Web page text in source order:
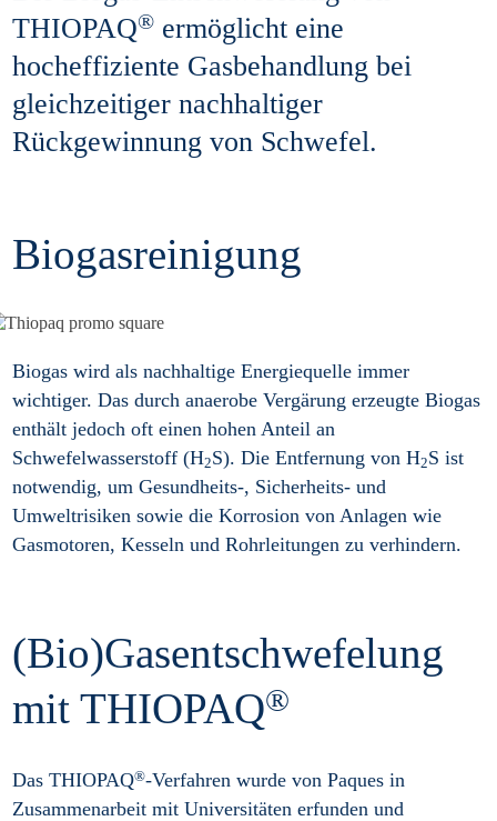
THIOPAQ® ermöglicht eine
hocheffiziente Gasbehandlung bei
gleichzeitiger nachhaltiger
Rückgewinnung von Schwefel.
Biogasreinigung
Biogas wird als nachhaltige Energiequelle immer
wichtiger. Das durch anaerobe Vergärung erzeugte Biogas
enthält jedoch oft einen hohen Anteil an
Schwefelwasserstoff (H2S). Die Entfernung von H2S ist
notwendig, um Gesundheits-, Sicherheits- und
Umweltrisiken sowie die Korrosion von Anlagen wie
Gasmotoren, Kesseln und Rohrleitungen zu verhindern.
(Bio)Gasentschwefelung
mit THIOPAQ®
Das THIOPAQ®-Verfahren wurde von Paques in
Zusammenarbeit mit Universitäten erfunden und